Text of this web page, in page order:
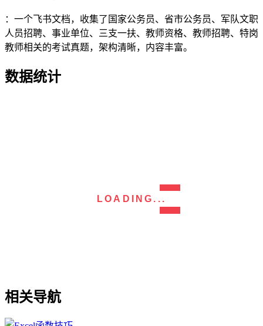
LOADING...
：一个飞书文档，收集了国家公务员、省市公务员、军队文职
人员招聘、事业单位、三支一扶、教师资格、教师招聘、特岗
教师相关的考试真题，架构清晰，内容丰富。
数据统计
相关导航